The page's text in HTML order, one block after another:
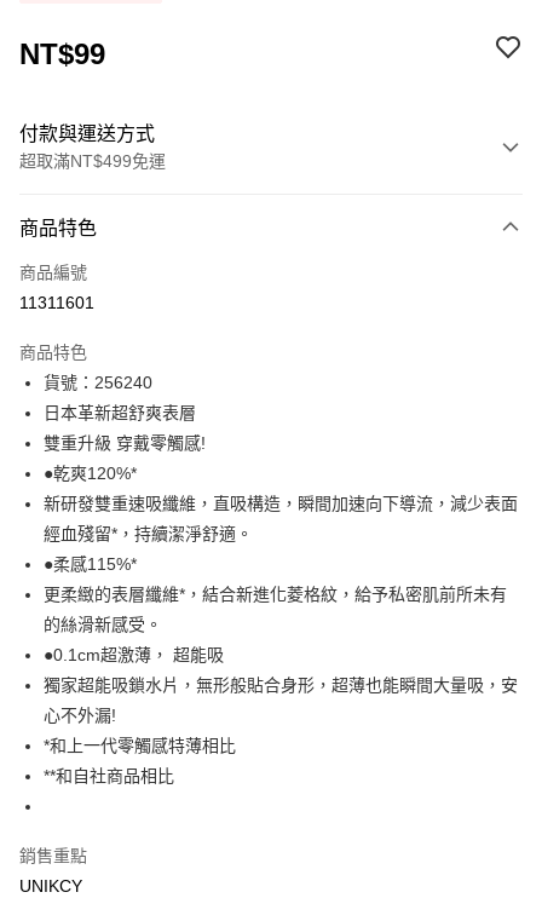
NT$99
付款與運送方式
超取滿NT$499免運
icash Pay
信用卡一次付款
LINE Pay
Apple Pay
街口支付
悠遊付
Google Pay
運送方式
7-11取貨付款［需3-5個工作天不含預購商品］
每筆NT$70，滿NT$499(含以上)免運費
每筆NT$70，滿NT$499(含以上)免運費
宅配［需2-3個工作天不含預購商品］
商品特色
商品編號
11311601
商品特色
貨號：256240
日本革新超舒爽表層
雙重升級 穿戴零觸感!
●乾爽120%*
新研發雙重速吸纖維，直吸構造，瞬間加速向下導流，減少表面
經血殘留*，持續潔淨舒適。
●柔感115%*
更柔緻的表層纖維*，結合新進化菱格紋，給予私密肌前所未有
的絲滑新感受。
●0.1cm超激薄， 超能吸
獨家超能吸鎖水片，無形般貼合身形，超薄也能瞬間大量吸，安
心不外漏!
*和上一代零觸感特薄相比
**和自社商品相比
銷售重點
UNIKCY